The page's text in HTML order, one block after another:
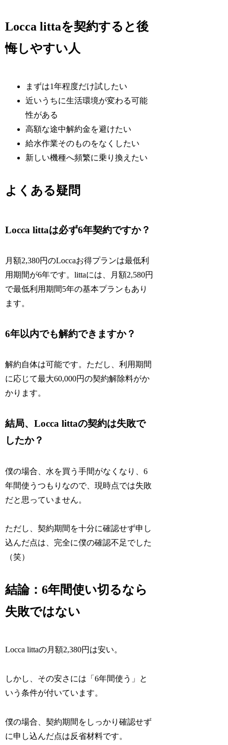
Locca littaを契約すると後
悔しやすい人
まずは1年程度だけ試したい
近いうちに生活環境が変わる可能
性がある
高額な途中解約金を避けたい
給水作業そのものをなくしたい
新しい機種へ頻繁に乗り換えたい
よくある疑問
Locca littaは必ず6年契約ですか？
月額2,380円のLoccaお得プランは最低利
用期間が6年です。littaには、月額2,580円
で最低利用期間5年の基本プランもあり
ます。
6年以内でも解約できますか？
解約自体は可能です。ただし、利用期間
に応じて最大60,000円の契約解除料がか
かります。
結局、Locca littaの契約は失敗で
したか？
僕の場合、水を買う手間がなくなり、6
年間使うつもりなので、現時点では失敗
だと思っていません。
ただし、契約期間を十分に確認せず申し
込んだ点は、完全に僕の確認不足でした
（笑）
結論：6年間使い切るなら
失敗ではない
Locca littaの月額2,380円は安い。
しかし、その安さには「6年間使う」と
いう条件が付いています。
僕の場合、契約期間をしっかり確認せず
に申し込んだ点は反省材料です。